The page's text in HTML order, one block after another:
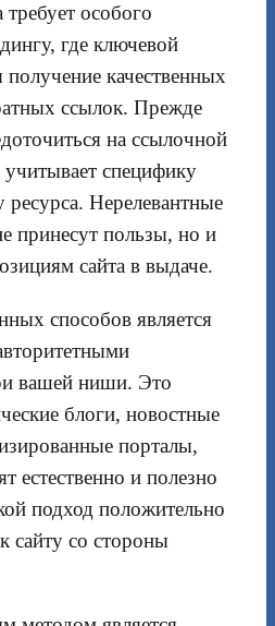
особого
где ключевой
получение качественных
ссылок. Прежде
на ссылочной
учитывает специфику
ресурса. Нерелевантные
принесут пользы, но и
сайта в выдаче.
способов является
вашей ниши. Это
блоги, новостные
порталы,
естественно и полезно
подход положительно
сайту со стороны